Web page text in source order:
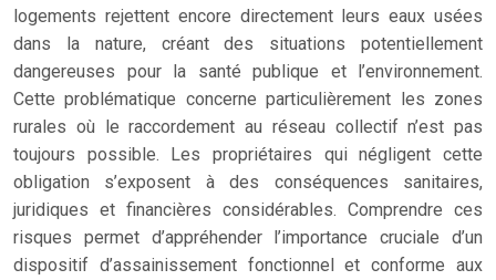
logements rejettent encore directement leurs eaux usées
dans la nature, créant des situations potentiellement
dangereuses pour la santé publique et l’environnement.
Cette problématique concerne particulièrement les zones
rurales où le raccordement au réseau collectif n’est pas
toujours possible. Les propriétaires qui négligent cette
obligation s’exposent à des conséquences sanitaires,
juridiques et financières considérables. Comprendre ces
risques permet d’appréhender l’importance cruciale d’un
dispositif d’assainissement fonctionnel et conforme aux